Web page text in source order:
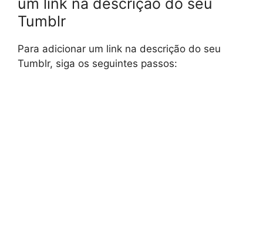
um link na descrição do seu
Tumblr
Para adicionar um link na descrição do seu
Tumblr, siga os seguintes passos: